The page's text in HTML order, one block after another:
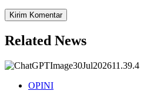
Related News
OPINI